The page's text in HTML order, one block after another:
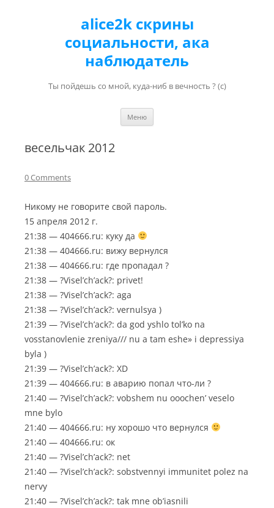
alice2k скрины
социальности, ака
наблюдатель
Ты пойдешь со мной, куда-ниб в вечность ? (с)
Меню
весельчак 2012
0 Comments
Никому не говорите свой пароль.
15 апреля 2012 г.
21:38 — 404666.ru: куку да
21:38 — 404666.ru: вижу вернулся
21:38 — 404666.ru: где пропадал ?
21:38 — ?Visel’ch’ack?: privet!
21:38 — ?Visel’ch’ack?: aga
21:38 — ?Visel’ch’ack?: vernulsya )
21:39 — ?Visel’ch’ack?: da god yshlo tol’ko na
vosstanovlenie zreniya/// nu a tam eshe» i depressiya
byla )
21:39 — ?Visel’ch’ack?: XD
21:39 — 404666.ru: в аварию попал что-ли ?
21:40 — ?Visel’ch’ack?: vobshem nu ooochen’ veselo
mne bylo
21:40 — 404666.ru: ну хорошо что вернулся
21:40 — 404666.ru: ок
21:40 — ?Visel’ch’ack?: net
21:40 — ?Visel’ch’ack?: sobstvennyi immunitet polez na
nervy
21:40 — ?Visel’ch’ack?: tak mne ob’iasnili